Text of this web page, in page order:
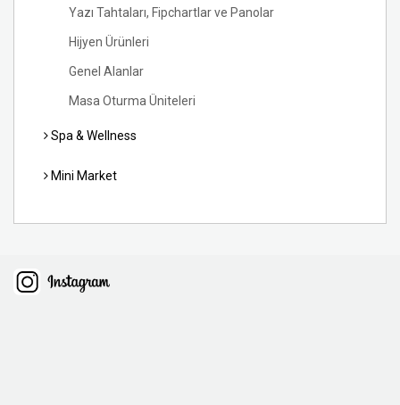
Yazı Tahtaları, Fipchartlar ve Panolar
Hijyen Ürünleri
Genel Alanlar
Masa Oturma Üniteleri
Spa & Wellness
Mini Market